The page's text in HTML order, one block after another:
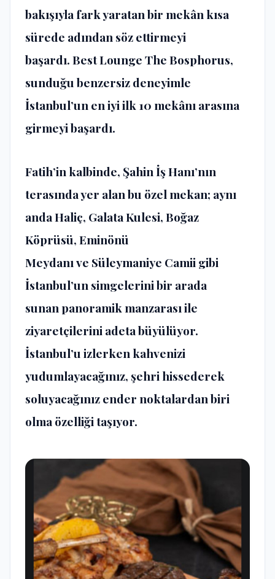
bakışıyla fark yaratan bir mekân kısa
sürede adından söz ettirmeyi
başardı.Best Lounge The Bosphorus,
sunduğu benzersiz deneyimle
İstanbul’un en iyi ilk 10 mekânı arasına
girmeyi başardı.
Fatih’in kalbinde, Şahin İş Hanı’nın
terasında yer alan bu özel mekan; aynı
andaHaliç, Galata Kulesi,Boğaz
Köprüsü,Eminönü
Meydanıve Süleymaniye Camiigibi
İstanbul’un simgelerini bir arada
sunanpanoramik manzarasıile
ziyaretçilerini adeta büyülüyor.
İstanbul’u izlerken kahvenizi
yudumlayacağınız, şehri hissederek
soluyacağınız ender noktalardan biri
olma özelliği taşıyor.